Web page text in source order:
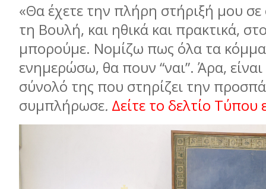
«Θα έχετε την πλήρη στήριξή μου σε
τη Βουλή, και ηθικά και πρακτικά,
μπορούμε. Νομίζω πως όλα τα
ενημερώσω, θα πουν “ναι”. Άρα,
σύνολό της που στηρίζει την
συμπλήρωσε. Δείτε το δελτίο Τύπου